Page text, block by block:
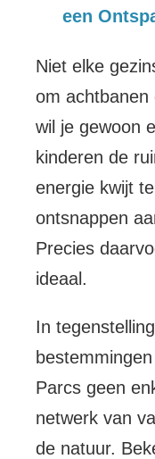
een
Niet elke
om achtbanen
wil je gewoon
kinderen de
energie kwijt
ontsnappen
Precies
ideaal.
In
Parcs geen
netwerk van
de natuur.